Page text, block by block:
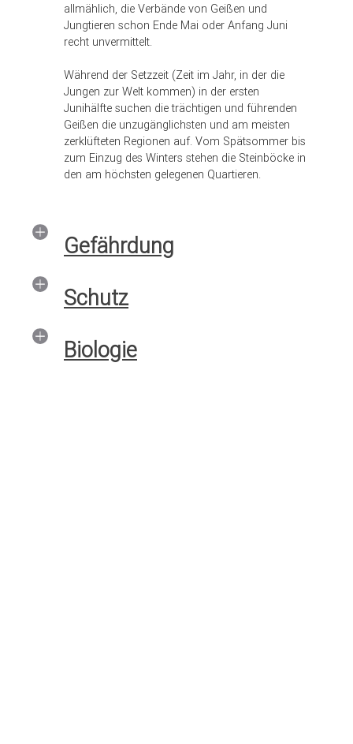
allmählich, die Verbände von Geißen und
Jungtieren schon Ende Mai oder Anfang Juni
recht unvermittelt.
Während der Setzzeit (Zeit im Jahr, in der die
Jungen zur Welt kommen) in der ersten
Junihälfte suchen die trächtigen und führenden
Geißen die unzugänglichsten und am meisten
zerklüfteten Regionen auf. Vom Spätsommer bis
zum Einzug des Winters stehen die Steinböcke in
den am höchsten gelegenen Quartieren.
Gefährdung
Schutz
Biologie